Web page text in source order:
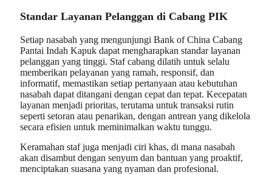
Standar Layanan Pelanggan di Cabang PIK
Setiap nasabah yang mengunjungi Bank of China Cabang
Pantai Indah Kapuk dapat mengharapkan standar layanan
pelanggan yang tinggi. Staf cabang dilatih untuk selalu
memberikan pelayanan yang ramah, responsif, dan
informatif, memastikan setiap pertanyaan atau kebutuhan
nasabah dapat ditangani dengan cepat dan tepat. Kecepatan
layanan menjadi prioritas, terutama untuk transaksi rutin
seperti setoran atau penarikan, dengan antrean yang dikelola
secara efisien untuk meminimalkan waktu tunggu.
Keramahan staf juga menjadi ciri khas, di mana nasabah
akan disambut dengan senyum dan bantuan yang proaktif,
menciptakan suasana yang nyaman dan profesional.